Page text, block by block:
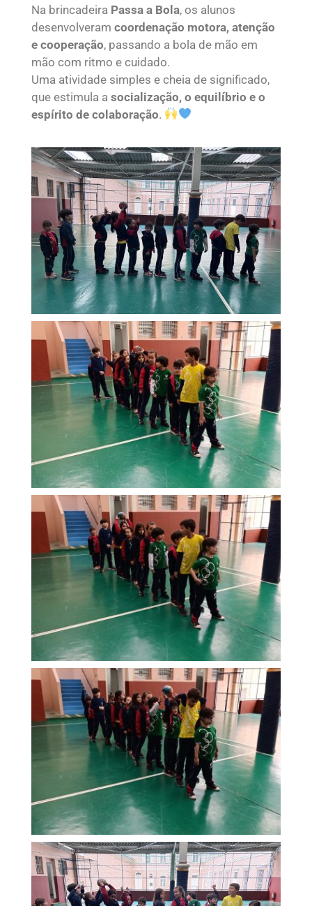
Na brincadeira Passa a Bola, os alunos
desenvolveram coordenação motora, atenção
e cooperação, passando a bola de mão em
mão com ritmo e cuidado.
Uma atividade simples e cheia de significado,
que estimula a socialização, o equilíbrio e o
espírito de colaboração.